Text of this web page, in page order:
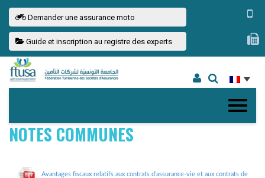
Demander une assurance moto
Guide et inscription au registre des experts
NOTES COMMUNES
Avantages fiscaux relatifs aux contrats d’assurance-vie et aux contrats de